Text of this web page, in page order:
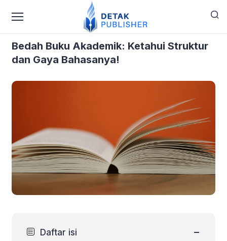
Bedah Buku Akademik: Ketahui Struktur
Bedah Buku Akademik: Ketahui Struktur
dan Gaya Bahasanya!
Daftar isi −